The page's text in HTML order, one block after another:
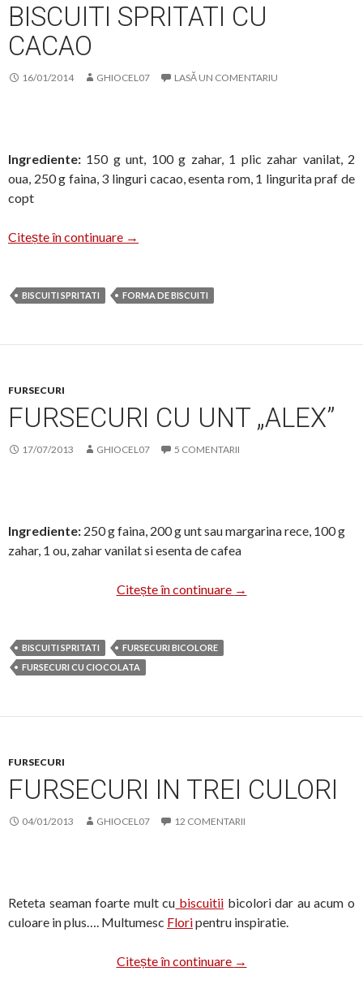
BISCUITI SPRITATI CU
CACAO
16/01/2014 GHIOCEL07 LASĂ UN COMENTARIU
Ingrediente: 150 g unt, 100 g zahar, 1 plic zahar vanilat, 2
oua, 250 g faina, 3 linguri cacao, esenta rom, 1 lingurita praf de
copt
Citește în continuare Biscuiti spritati cu cacao
→
BISCUITI SPRITATI FORMA DE BISCUITI
FURSECURI
FURSECURI CU UNT „ALEX”
17/07/2013 GHIOCEL07 5 COMENTARII
Ingrediente: 250 g faina, 200 g unt sau margarina rece, 100 g
zahar, 1 ou, zahar vanilat si esenta de cafea
Citește în continuare Fursecuri cu unt „Alex”
→
BISCUITI SPRITATI
FURSECURI BICOLORE
FURSECURI CU CIOCOLATA
FURSECURI
FURSECURI IN TREI CULORI
04/01/2013 GHIOCEL07 12 COMENTARII
Reteta seaman foarte mult cu biscuitii bicolori dar au acum o
culoare in plus…. Multumesc Floripentru inspiratie.
Citește în continuare Fursecuri in trei culori
→